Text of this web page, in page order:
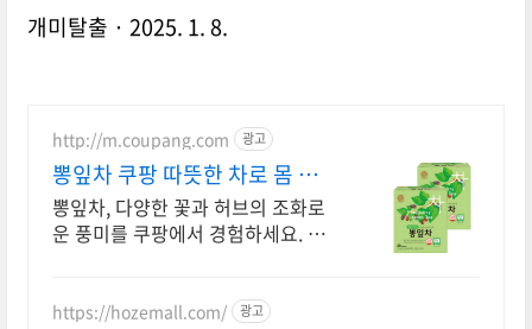
개미탈출 2025. 1. 8.
http://m.coupang.com 광고
뽕잎차 쿠팡 따뜻한 차로 몸 녹
여요
뽕잎차, 다양한 꽃과 허브의 조화로
운 풍미를 쿠팡에서 경험하세요. 바
https://hozemall.com/ 광고